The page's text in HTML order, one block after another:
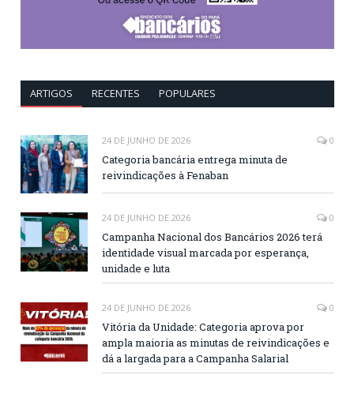
ARTIGOS RECENTES POPULARES
24 DE JUNHO DE 2026 0
Categoria bancária entrega minuta de
reivindicações à Fenaban
24 DE JUNHO DE 2026 0
Campanha Nacional dos Bancários 2026 terá
identidade visual marcada por esperança,
unidade e luta
24 DE JUNHO DE 2026 0
Vitória da Unidade: Categoria aprova por
ampla maioria as minutas de reivindicações e
dá a largada para a Campanha Salarial